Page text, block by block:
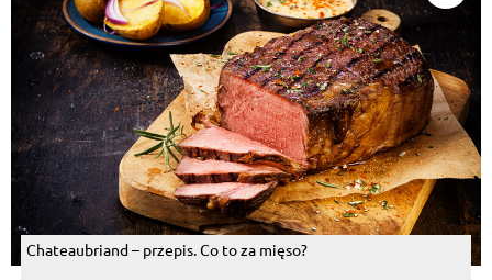
Chateaubriand – przepis. Co to za mięso?